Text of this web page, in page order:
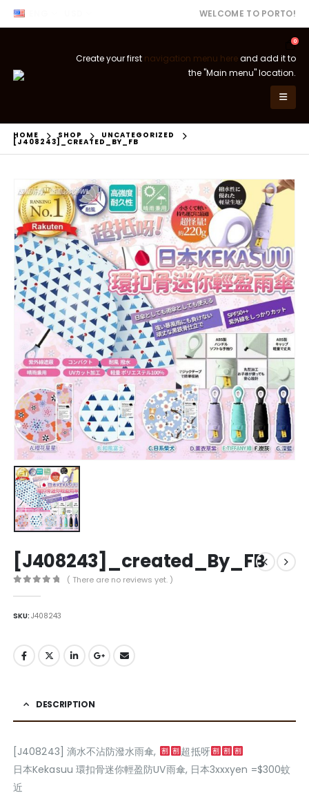
WELCOME TO PORTO!
0
Create your first navigation menu hereand add it to
the "Main menu" location.
HOME SHOP UNCATEGORIZED
[J408243]_CREATED_BY_FB
[J408243]_created_By_FB
( There are no reviews yet. )
SKU:J408243
DESCRIPTION
[J408243] 滴水不沾防潑水雨傘,
超抵呀
日本Kekasuu 環扣骨迷你輕盈防UV雨傘, 日本3xxxyen =$300蚊
近